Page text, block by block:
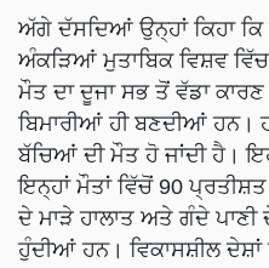
ਅੱਗੇ ਦੱਸਦਿਆਂ ਉਨ੍ਹਾਂ ਕਿਹਾ
ਅੰਕੜਿਆਂ ਮੁਤਾਬਿਕ ਵਿਸ਼ਵ
ਮੌਤ ਦਾ ਦੂਜਾ ਸਭ ਤੋਂ ਵੱਡਾ
ਬਿਮਾਰੀਆਂ ਹੀ ਬਣਦੀਆਂ ਹਨ।
ਬੱਚਿਆਂ ਦੀ ਮੌਤ ਹੋ ਜਾਂਦੀ ਹੈ।
ਇਨ੍ਹਾਂ ਮੌਤਾਂ ਵਿੱਚੋਂ 90
ਦੇ ਮਾੜੇ ਹਾਲਾਤ ਅਤੇ ਗੰਦੇ ਪਾਣੀ
ਹੁੰਦੀਆਂ ਹਨ। ਵਿਕਾਸਸ਼ੀਲ